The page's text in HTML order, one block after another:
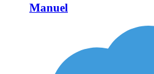
Manuel